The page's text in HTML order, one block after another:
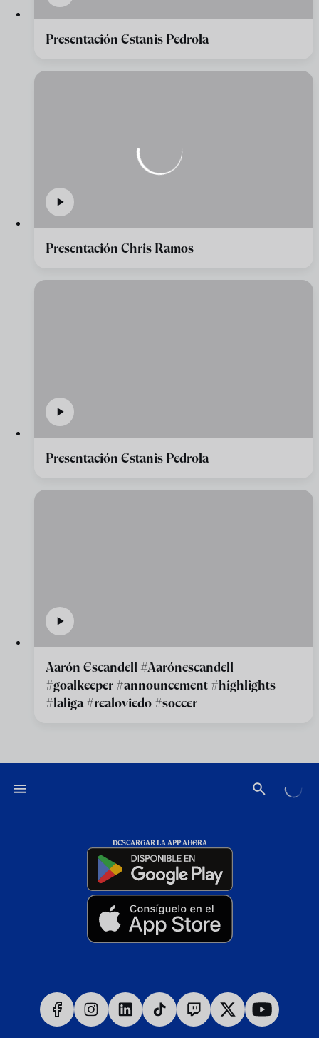
Presentación Estanis Pedrola
Presentación Chris Ramos
Presentación Estanis Pedrola
Aarón Escandell #Aarónescandell
#goalkeeper #announcement #highlights
#laliga #realoviedo #soccer
DESCARGAR LA APP AHORA